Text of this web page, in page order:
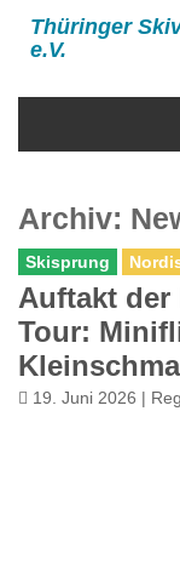
Thüringer
e.V.
Archiv:
Skisprung
Auftakt der
Tour:
19. Juni 2026 |